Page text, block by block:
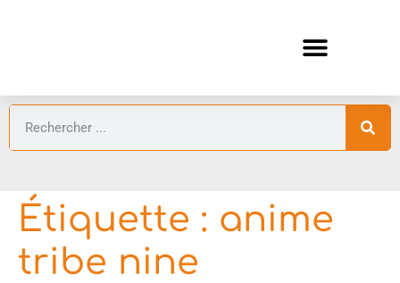
Étiquette : anime
tribe nine